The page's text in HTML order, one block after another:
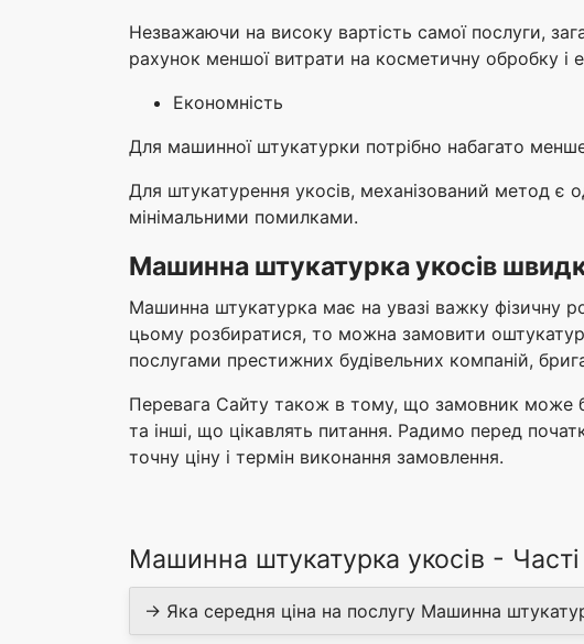
Незважаючи на високу вартість самої послуги,
рахунок меншої витрати на косметичну обробку і
Економність
Для машинної штукатурки потрібно набагато
Для штукатурення укосів, механізований метод є
мінімальними помилками.
Машинна штукатурка укосів
Машинна штукатурка має на увазі важку фізичну
цьому розбиратися, то можна замовити
послугами престижних будівельних компаній,
Перевага Сайту також в тому, що замовник може
та інші, що цікавлять питання. Радимо перед
точну ціну і термін виконання замовлення.
Машинна штукатурка укосів -
→ Яка середня ціна на послугу Машинна